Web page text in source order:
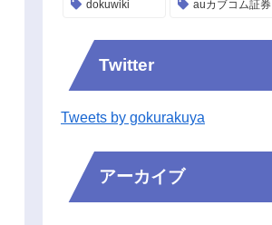
dokuwiki auカブコム証券
Twitter
Tweets by gokurakuya
アーカイブ